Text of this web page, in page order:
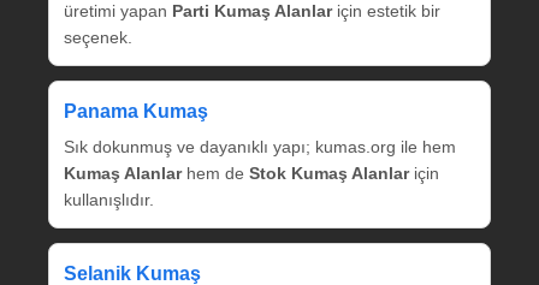
üretimi yapan Parti Kumaş Alanlariçin estetik bir
seçenek.
Panama Kumaş
Sık dokunmuş ve dayanıklı yapı; kumas.org ile hem
Kumaş Alanlarhem de Stok Kumaş Alanlariçin
kullanışlıdır.
Selanik Kumaş